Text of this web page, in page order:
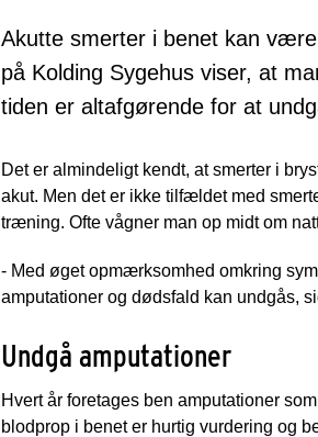
Akutte smerter i benet kan
på Kolding Sygehus viser, at
tiden er altafgørende for at
Det er almindeligt kendt, at smerter i
akut. Men det er ikke tilfældet med
træning. Ofte vågner man op midt om
- Med øget opmærksomhed omkring
amputationer og dødsfald kan undgås,
Undgå amputationer
Hvert år foretages ben amputationer
blodprop i benet er hurtig vurdering og